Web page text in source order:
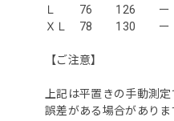
Ｌ 76 126
ＸＬ 78 130
【ご注意】
上記は平置きの手動測定
誤差がある場合があり